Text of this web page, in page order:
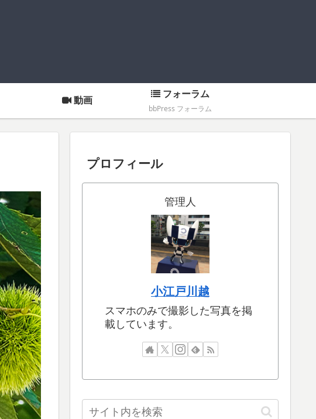
動画
フォーラム
bbPress フォーラム
プロフィール
管理人
小江戸川越
スマホのみで撮影した写真を掲
載しています。